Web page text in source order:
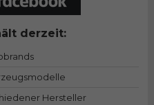
derzeit:
Hersteller